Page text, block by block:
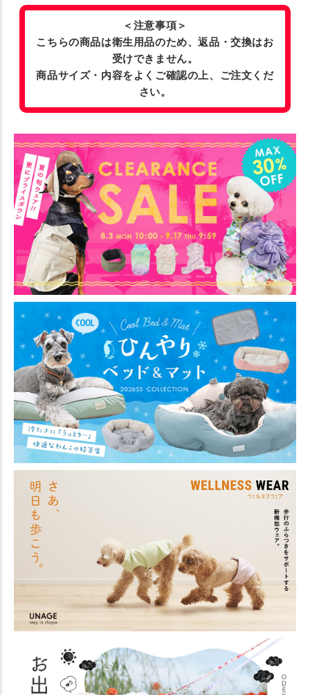
＜注意事項＞
こちらの商品は衛生用品のため、返品・交換はお
受けできません。
商品サイズ・内容をよくご確認の上、ご注文くだ
さい。